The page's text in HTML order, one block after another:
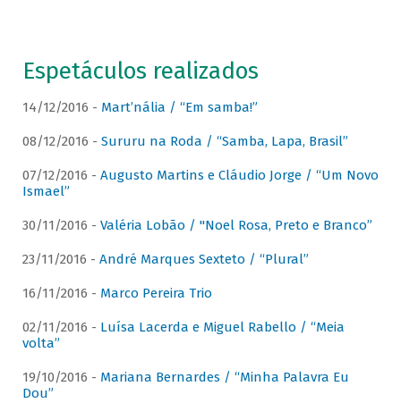
Espetáculos realizados
14/12/2016 - Mart’nália / “Em samba!”
08/12/2016 - Sururu na Roda / “Samba, Lapa, Brasil”
07/12/2016 - Augusto Martins e Cláudio Jorge / “Um Novo
Ismael”
30/11/2016 - Valéria Lobão / "Noel Rosa, Preto e Branco”
23/11/2016 - André Marques Sexteto / “Plural”
16/11/2016 - Marco Pereira Trio
02/11/2016 - Luísa Lacerda e Miguel Rabello / “Meia
volta”
19/10/2016 - Mariana Bernardes / “Minha Palavra Eu
Dou”